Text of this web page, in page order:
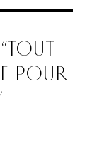
POUR